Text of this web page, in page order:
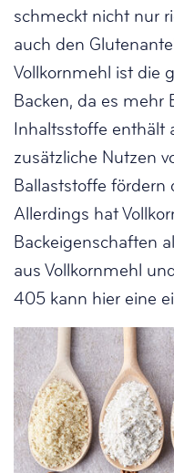
schmeckt nicht nur
auch den
Vollkornmehl ist die
Backen, da es mehr
Inhaltsstoffe enthält
zusätzliche Nutzen
Ballaststoffe fördern
Allerdings hat
Backeigenschaften
aus Vollkornmehl
405 kann hier eine